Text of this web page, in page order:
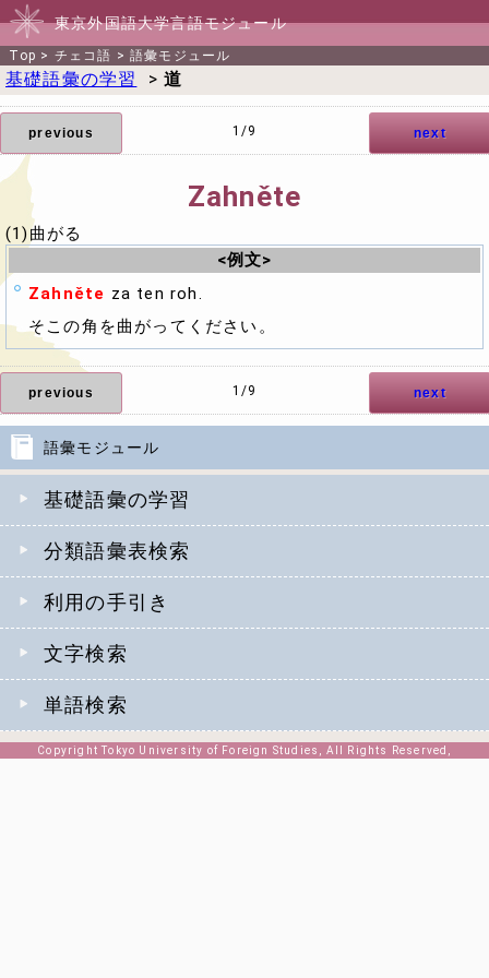
東京外国語大学言語モジュール
Top > チェコ語 >語彙モジュール
語彙モジュール
基礎語彙の学習
分類語彙表検索
利用の手引き
文字検索
単語検索
基礎語彙の学習 >道
previous next
1/9
Zahněte
(1)曲がる
<例文>
Zahněte za ten roh.
そこの角を曲がってください。
previous next
1/9
Copyright Tokyo University of Foreign Studies, All Rights Reserved,